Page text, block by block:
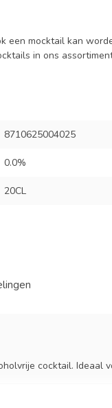
mocktail kan
in ons
8710625004025
0.0%
20CL
cocktail. Ideaal